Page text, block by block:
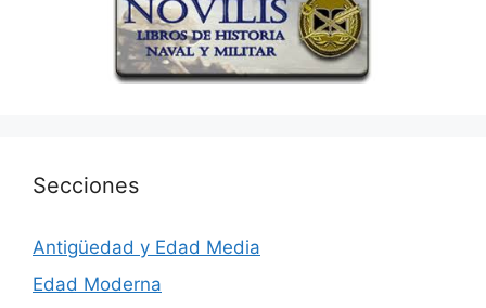
Secciones
Antigüedad y Edad Media
Edad Moderna